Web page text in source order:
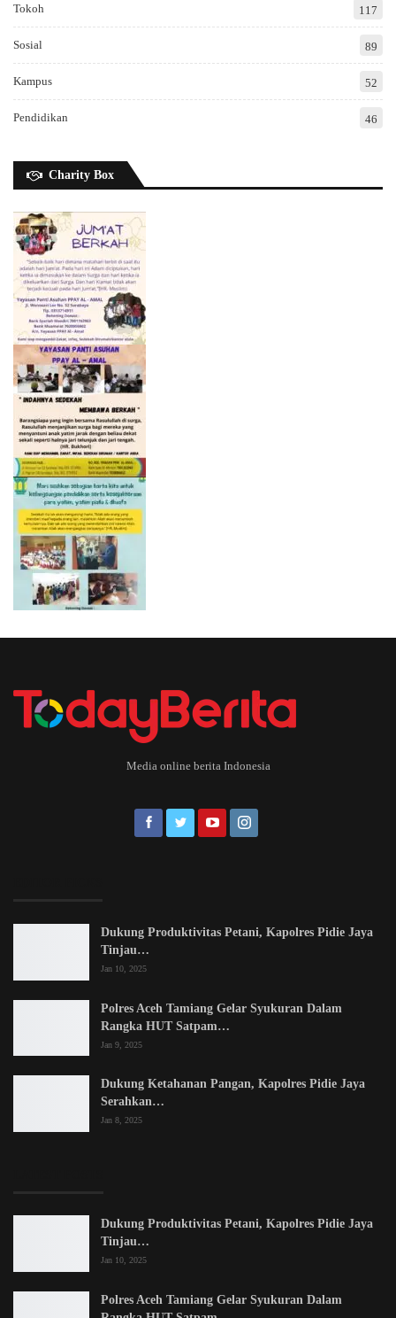
Tokoh 117
Sosial 89
Kampus 52
Pendidikan 46
Charity Box
Media online berita Indonesia
Dukung Produktivitas Petani, Kapolres Pidie Jaya
Tinjau…
Jan 10, 2025
Polres Aceh Tamiang Gelar Syukuran Dalam
Rangka HUT Satpam…
Jan 9, 2025
Dukung Ketahanan Pangan, Kapolres Pidie Jaya
Serahkan…
Jan 8, 2025
Dukung Produktivitas Petani, Kapolres Pidie Jaya
Tinjau…
Jan 10, 2025
Polres Aceh Tamiang Gelar Syukuran Dalam